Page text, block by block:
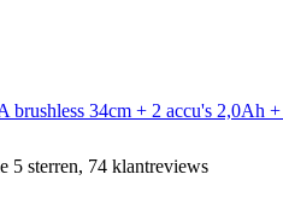
brushless 34cm + 2 accu's 2,0Ah +
5 sterren, 74 klantreviews